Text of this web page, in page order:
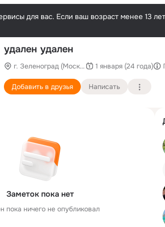
для вас. Если ваш возраст менее 13
удален удален
г. Зеленоград (Москва г) 1 января (24 года)
Добавить в друзья Написать
Заметок пока нет
пока ничего не опубликовал